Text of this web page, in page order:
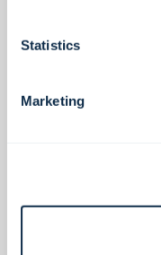
Statistics
Marketing220+